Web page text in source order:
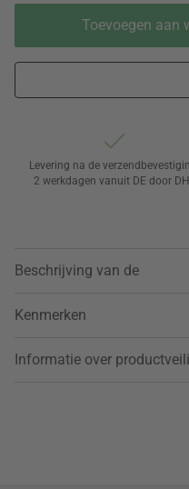
Toevoegen aan
Levering na de
2 werkdagen vanuit DE door
Beschrijving van de
Kenmerken
Informatie over